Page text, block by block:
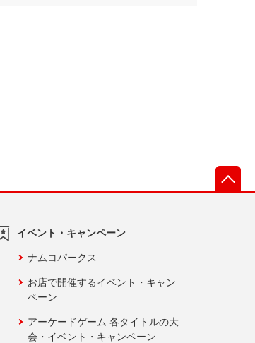
イベント・キャンペーン
ナムコパークス
お店で開催するイベント・キャン
ペーン
アーケードゲーム 各タイトルの大
会・イベント・キャンペーン